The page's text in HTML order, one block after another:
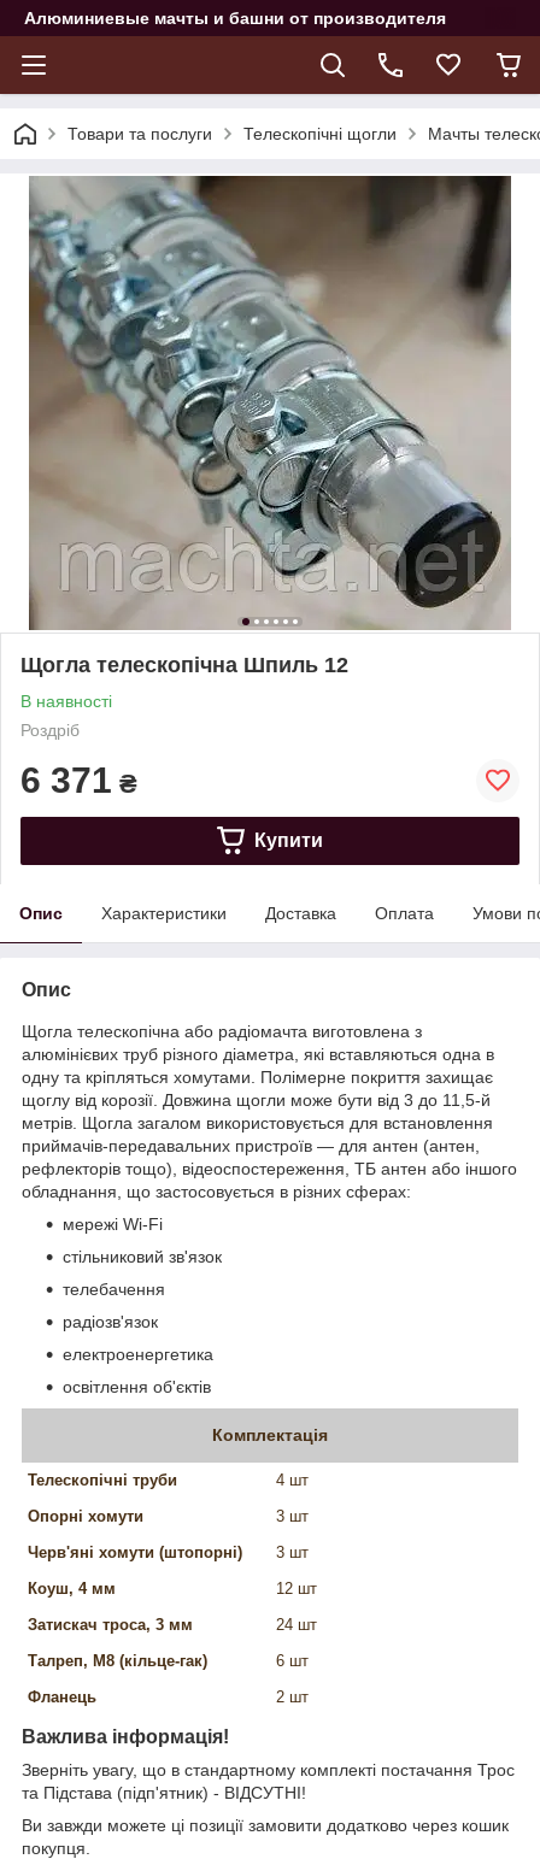
Алюминиевые мачты и башни от производителя
Товари та послуги Телескопічні щогли Мачты
Щогла телескопічна Шпиль 12
В наявності
Роздріб
6 371 ₴
Купити
Опис Характеристики Доставка Оплата Умови
Опис
Щогла телескопічна або радіомачта виготовлена з
алюмінієвих труб різного діаметра, які вставляються одна в
одну та кріпляться хомутами. Полімерне покриття захищає
щоглу від корозії. Довжина щогли може бути від 3 до 11,5-й
метрів. Щогла загалом використовується для встановлення
приймачів-передавальних пристроїв — для антен (антен,
рефлекторів тощо), відеоспостереження, ТБ антен або іншого
обладнання, що застосовується в різних сферах:
мережі Wi-Fi
стільниковий зв'язок
телебачення
радіозв'язок
електроенергетика
освітлення об'єктів
Комплектація
Телескопічні труби
4 шт
Опорні хомути
3 шт
Черв'яні хомути (штопорні)
3 шт
Коуш, 4 мм
12 шт
Затискач троса, 3 мм
24 шт
Талреп, М8 (кільце-гак)
6 шт
Фланець
2 шт
Важлива інформація!
Зверніть увагу, що в стандартному комплекті постачання Трос
та Підстава (підп'ятник) - ВІДСУТНІ!
Ви завжди можете ці позиції замовити додатково через кошик
покупця.